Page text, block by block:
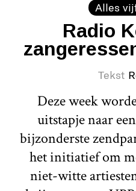
Alles
Radio
Tekst
Deze week
uitstapje naar
bijzonderste
het initiatief om
niet-witte